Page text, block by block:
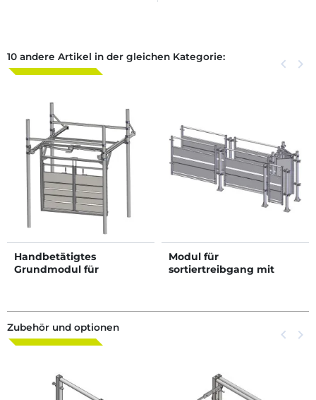
10 andere Artikel in der gleichen Kategorie: Zurück
keyboard_arrow_left keyboard_arrow_right
Handbetätigtes
Grundmodul für
Modul für
sortiertreibgang mit
Zubehör und optionen Zurück
keyboard_arrow_left keyboard_arrow_right